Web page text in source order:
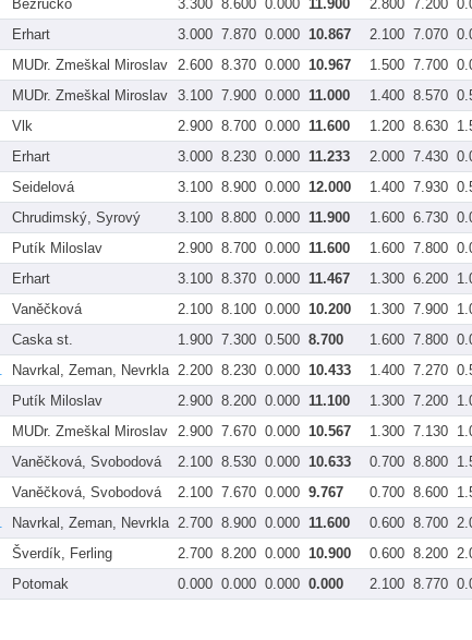
Bezručko 3.300 8.600 0.000 11.900 2.800 7.200
Erhart 3.000 7.870 0.000 10.867 2.100 7.070
MUDr. Zmeškal Miroslav 2.600 8.370 0.000 10.967 1.500 7.700
MUDr. Zmeškal Miroslav 3.100 7.900 0.000 11.000 1.400 8.570
Vlk 2.900 8.700 0.000 11.600 1.200 8.630
Erhart 3.000 8.230 0.000 11.233 2.000 7.430
Seidelová 3.100 8.900 0.000 12.000 1.400 7.930
Chrudimský, Syrový 3.100 8.800 0.000 11.900 1.600 6.730
Putík Miloslav 2.900 8.700 0.000 11.600 1.600 7.800
Erhart 3.100 8.370 0.000 11.467 1.300 6.200
Vaněčková 2.100 8.100 0.000 10.200 1.300 7.900
Caska st. 1.900 7.300 0.500 8.700 1.600 7.800
Navrkal, Zeman, Nevrkla 2.200 8.230 0.000 10.433 1.400 7.270
Putík Miloslav 2.900 8.200 0.000 11.100 1.300 7.200
MUDr. Zmeškal Miroslav 2.900 7.670 0.000 10.567 1.300 7.130
Vaněčková, Svobodová 2.100 8.530 0.000 10.633 0.700 8.800
Vaněčková, Svobodová 2.100 7.670 0.000 9.767 0.700 8.600
Navrkal, Zeman, Nevrkla 2.700 8.900 0.000 11.600 0.600 8.700
Šverdík, Ferling 2.700 8.200 0.000 10.900 0.600 8.200
Potomak 0.000 0.000 0.000 0.000 2.100 8.770